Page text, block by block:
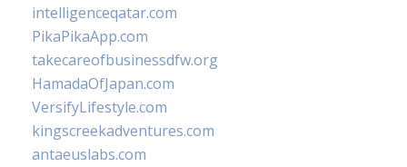
intelligenceqatar.com
PikaPikaApp.com
takecareofbusinessdfw.org
HamadaOfJapan.com
VersifyLifestyle.com
kingscreekadventures.com
antaeuslabs.com